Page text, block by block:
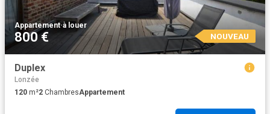
Appartement·à louer
800 € NOUVEAU
Duplex
Lonzée
120 m²2 ChambresAppartement